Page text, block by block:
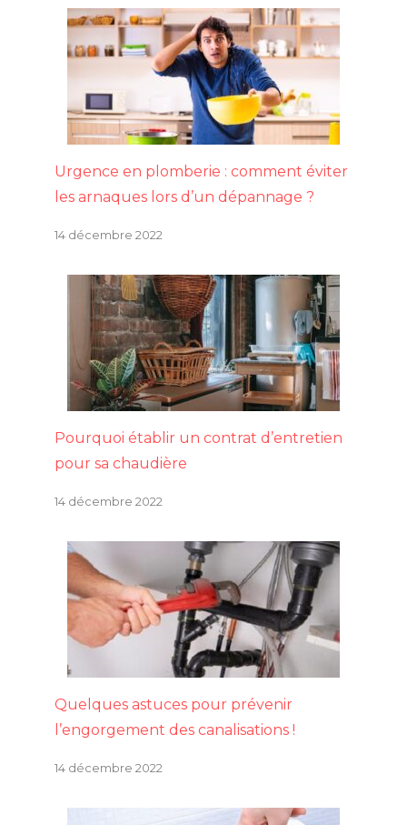
Urgence en plomberie : comment éviter
les arnaques lors d’un dépannage ?
14 décembre 2022
Pourquoi établir un contrat d’entretien
pour sa chaudière
14 décembre 2022
Quelques astuces pour prévenir
l’engorgement des canalisations !
14 décembre 2022